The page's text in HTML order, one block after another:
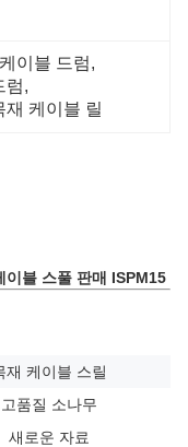
이블 드럼,
럼,
재 케이블 릴
이블 스풀 판매 ISPM15
재 케이블 스릴
고품질 소나무
새로운 자료